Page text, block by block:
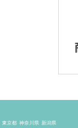
東京都 神奈川県 新潟県